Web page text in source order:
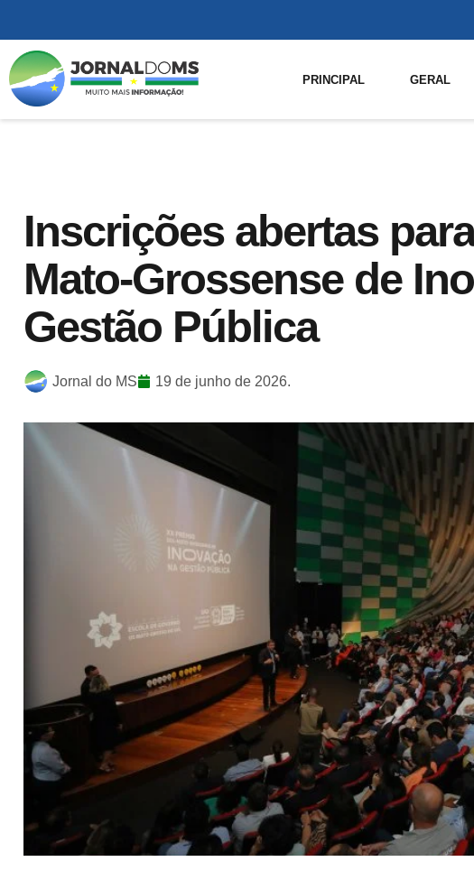
PRINCIPAL GERAL
Inscrições abertas
Mato-Grossense de
Gestão Pública
Jornal do MS 19 de junho de 2026.